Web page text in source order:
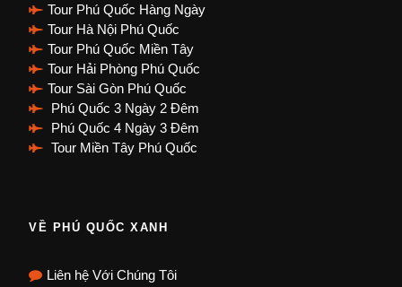
Tour Phú Quốc Hàng Ngày
Tour Hà Nội Phú Quốc
Tour Phú Quốc Miền Tây
Tour Hải Phòng Phú Quốc
Tour Sài Gòn Phú Quốc
Phú Quốc 3 Ngày 2 Đêm
Phú Quốc 4 Ngày 3 Đêm
Tour Miền Tây Phú Quốc
VỀ PHÚ QUỐC XANH
Liên hệ Với Chúng Tôi